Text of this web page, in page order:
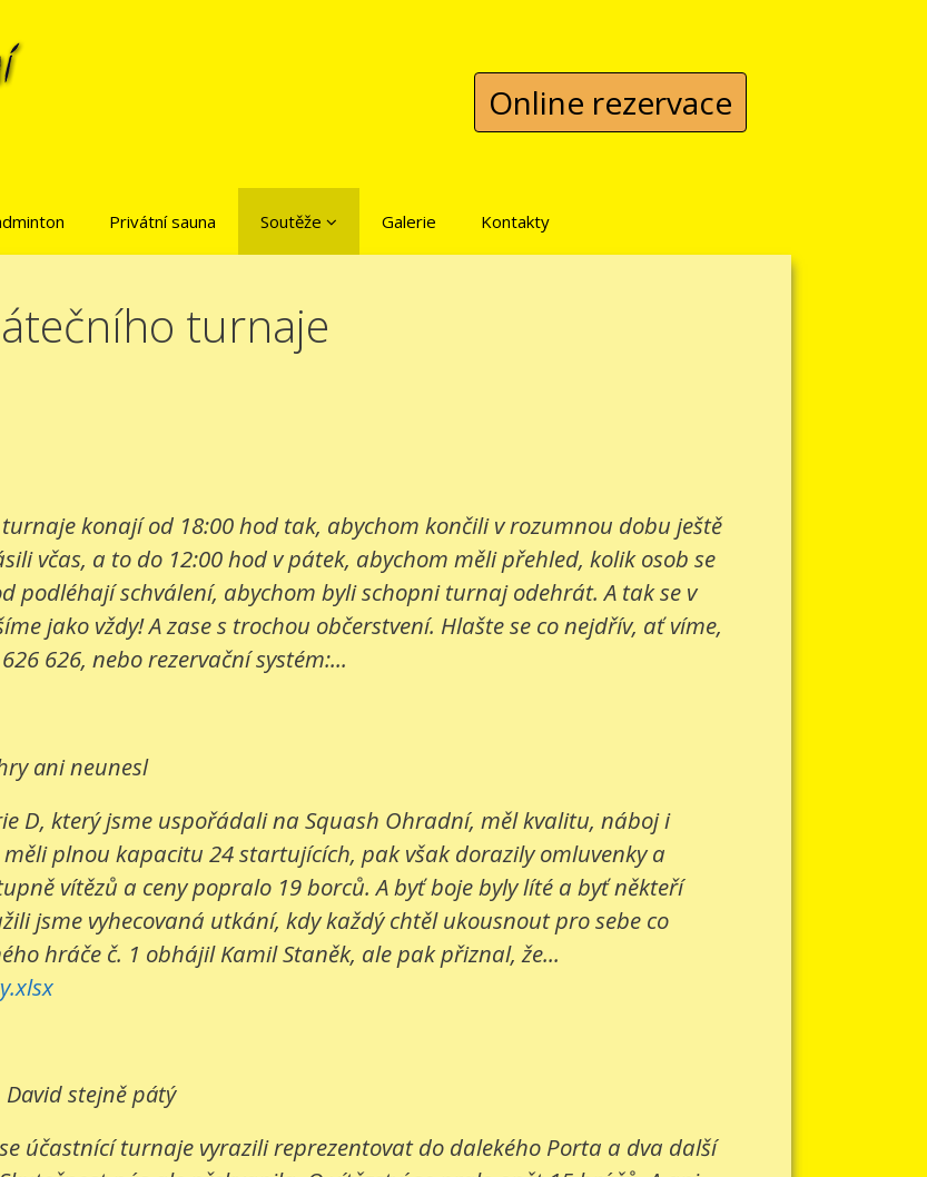
Online rezervace
Privátní sauna Soutěže Galerie Kontakty
turnaje
konají od 18:00 hod tak, abychom končili v rozumnou dobu ještě
včas, a to do 12:00 hod v pátek, abychom měli přehled, kolik osob se
podléhají schválení, abychom byli schopni turnaj odehrát. A tak se v
jako vždy! A zase s trochou občerstvení. Hlašte se co nejdřív, ať víme,
626, nebo rezervační systém:...
ani neunesl
D, který jsme uspořádali na Squash Ohradní, měl kvalitu, náboj i
měli plnou kapacitu 24 startujících, pak však dorazily omluvenky a
vítězů a ceny popralo 19 borců. A byť boje byly líté a byť někteří
jsme vyhecovaná utkání, kdy každý chtěl ukousnout pro sebe co
hráče č. 1 obhájil Kamil Staněk, ale pak přiznal, že...
stejně pátý
účastnící turnaje vyrazili reprezentovat do dalekého Porta a dva další